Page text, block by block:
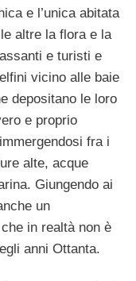
e l’unica abitata
altre la flora e la
e turisti e
vicino alle baie
depositano le loro
e proprio
fra i
alte, acque
Giungendo ai
un
in realtà non è
anni Ottanta.